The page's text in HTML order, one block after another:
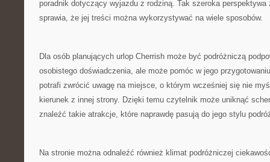
poradnik dotyczący wyjazdu z rodziną. Tak szeroka
sprawia, że jej treści można wykorzystywać na wiele sposobów.
Dla osób planujących urlop Cherrish może być podróżniczą
osobistego doświadczenia, ale może pomóc w jego
potrafi zwrócić uwagę na miejsce, o którym wcześniej się nie
kierunek z innej strony. Dzięki temu czytelnik może uniknąć
znaleźć takie atrakcje, które naprawdę pasują do jego stylu
Na stronie można odnaleźć również klimat podróżniczej